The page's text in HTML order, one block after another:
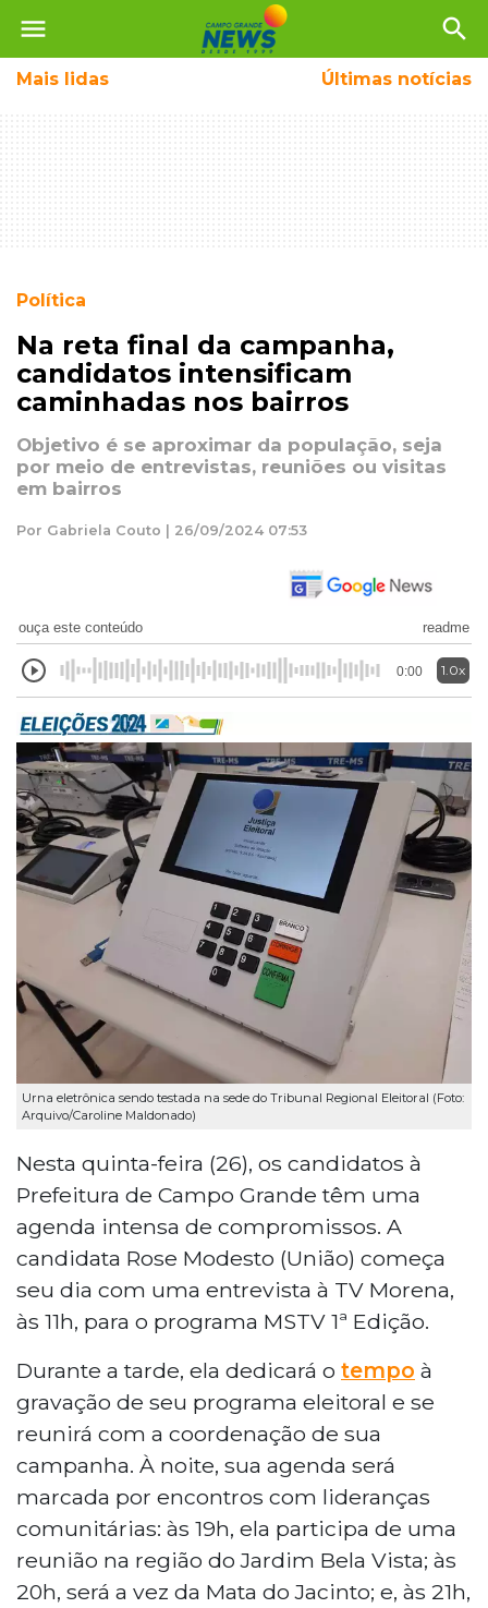
menu search
Mais lidas Últimas notícias
Política
Na reta final da campanha,
candidatos intensificam
caminhadas nos bairros
Objetivo é se aproximar da população, seja
por meio de entrevistas, reuniões ou visitas
em bairros
Por Gabriela Couto | 26/09/2024 07:53
ouça este conteúdo readme
0:00 1.0x
Urna eletrônica sendo testada na sede do Tribunal Regional Eleitoral (Foto:
Arquivo/Caroline Maldonado)
Nesta quinta-feira (26), os candidatos à
Prefeitura de Campo Grande têm uma
agenda intensa de compromissos. A
candidata Rose Modesto (União) começa
seu dia com uma entrevista à TV Morena,
às 11h, para o programa MSTV 1ª Edição.
Durante a tarde, ela dedicará o tempo à
gravação de seu programa eleitoral e se
reunirá com a coordenação de sua
campanha. À noite, sua agenda será
marcada por encontros com lideranças
comunitárias: às 19h, ela participa de uma
reunião na região do Jardim Bela Vista; às
20h, será a vez da Mata do Jacinto; e, às 21h,